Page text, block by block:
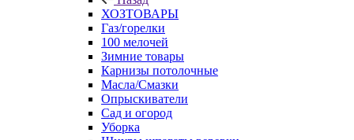
ХОЗТОВАРЫ
Газ/горелки
100 мелочей
Зимние товары
Карнизы потолочные
Масла/Смазки
Опрыскиватели
Сад и огород
Уборка